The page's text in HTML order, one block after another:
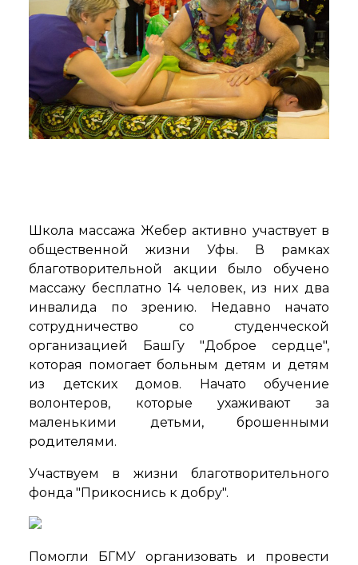
Школа массажа Жебер активно участвует в
общественной жизни Уфы. В рамках
благотворительной акции было обучено
массажу бесплатно 14 человек, из них два
инвалида по зрению. Недавно начато
сотрудничество со студенческой
организацией БашГу "Доброе сердце",
которая помогает больным детям и детям
из детских домов. Начато обучение
волонтеров, которые ухаживают за
маленькими детьми, брошенными
родителями.
Участвуем в жизни благотворительного
фонда "Прикоснись к добру".
Помогли БГМУ организовать и провести